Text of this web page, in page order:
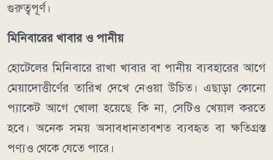
গুরুত্বপূর্ণ।
মিনিবারের খাবার ও পানীয়
হোটেলের মিনিবারে রাখা খাবার বা পানীয় ব্যবহারের আগে
মেয়াদোত্তীর্ণের তারিখ দেখে নেওয়া উচিত। এছাড়া কোনো
প্যাকেট আগে খোলা হয়েছে কি না, সেটিও খেয়াল করতে
হবে। অনেক সময় অসাবধানতাবশত ব্যবহৃত বা ক্ষতিগ্রস্ত
পণ্যও থেকে যেতে পারে।